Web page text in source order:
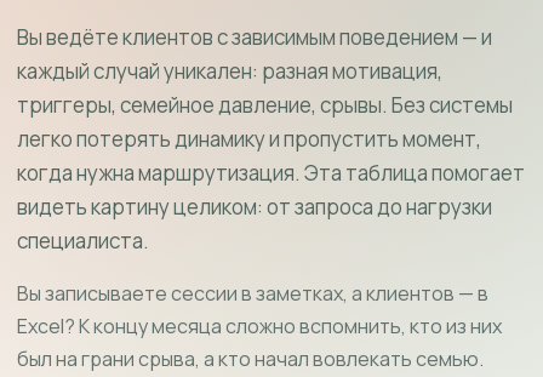
Вы ведёте клиентов с зависимым поведением — и
каждый случай уникален: разная мотивация,
триггеры, семейное давление, срывы. Без системы
легко потерять динамику и пропустить момент,
когда нужна маршрутизация. Эта таблица помогает
видеть картину целиком: от запроса до нагрузки
специалиста.
Вы записываете сессии в заметках, а клиентов — в
Excel? К концу месяца сложно вспомнить, кто из них
был на грани срыва, а кто начал вовлекать семью.